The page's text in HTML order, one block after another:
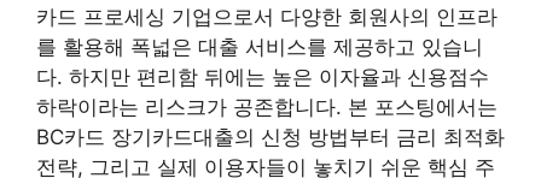
카드 프로세싱 기업으로서 다양한 회원사의 인프라
를 활용해 폭넓은 대출 서비스를 제공하고 있습니
다. 하지만 편리함 뒤에는 높은 이자율과 신용점수
하락이라는 리스크가 공존합니다. 본 포스팅에서는
BC카드 장기카드대출의 신청 방법부터 금리 최적화
전략, 그리고 실제 이용자들이 놓치기 쉬운 핵심 주